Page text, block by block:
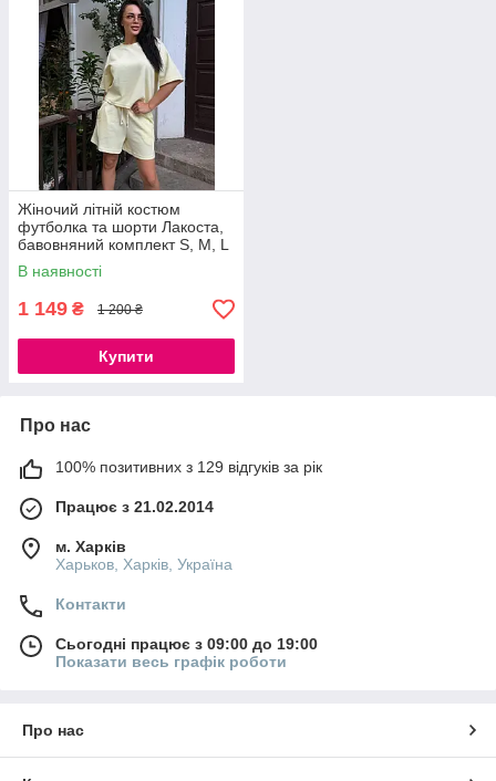
Жіночий літній костюм
футболка та шорти Лакоста,
бавовняний комплект S, M, L
В наявності
1 149 ₴ 1 200 ₴
Купити
Про нас
100% позитивних з 129 відгуків за рік
Працює з 21.02.2014
м. Харків
Харьков, Харків, Україна
Контакти
Сьогодні працює з 09:00 до 19:00
Показати весь графік роботи
Про нас